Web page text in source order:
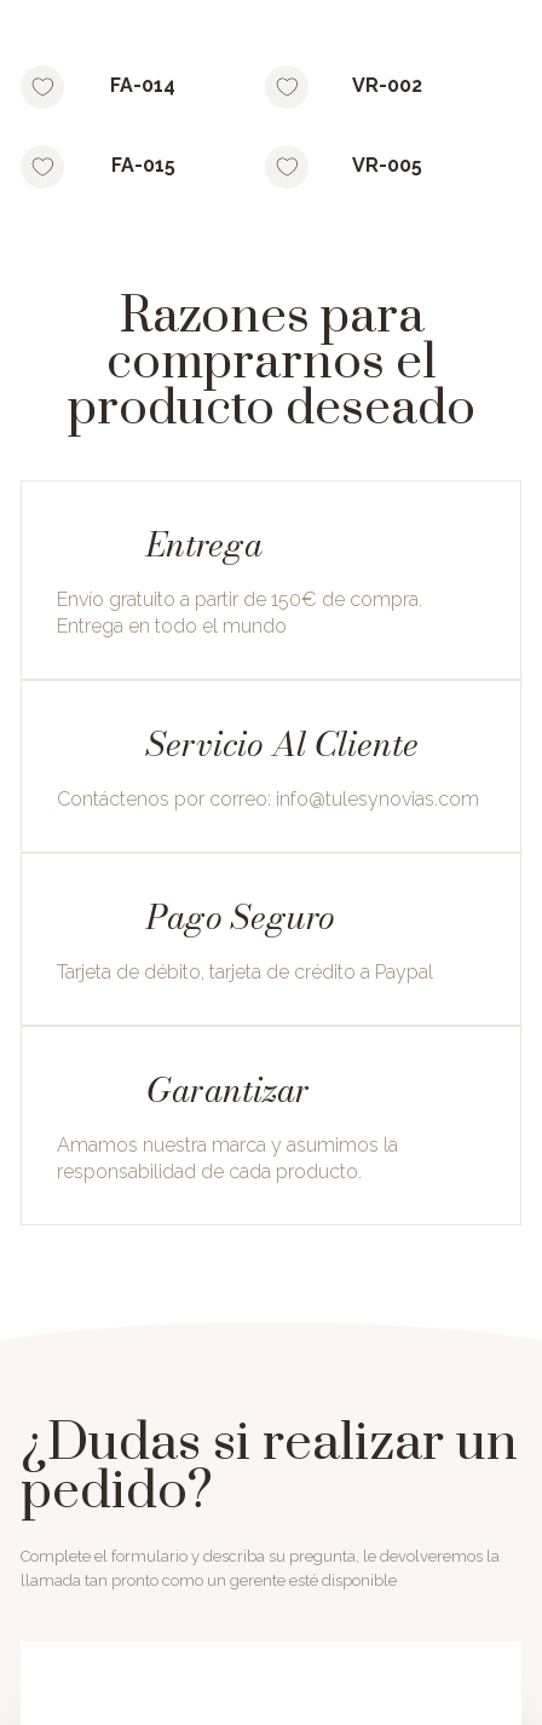
FA-014 VR-002
FA-015 VR-005
Razones para
comprarnos el
producto deseado
Entrega
Envío gratuito a partir de 150€ de compra.
Entrega en todo el mundo
Servicio Al Cliente
Contáctenos por correo: info@tulesynovias.com
Pago Seguro
Tarjeta de débito, tarjeta de crédito a Paypal
Garantizar
Amamos nuestra marca y asumimos la
responsabilidad de cada producto.
¿Dudas si realizar un
pedido?
Complete el formulario y describa su pregunta, le devolveremos la
llamada tan pronto como un gerente esté disponible